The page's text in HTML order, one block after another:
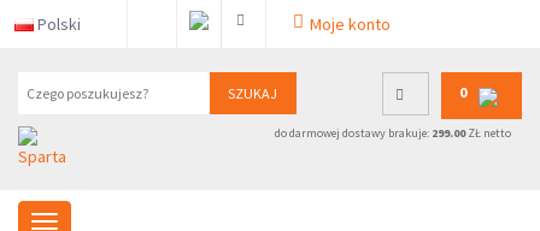
Polski Moje konto
SZUKAJ 0
do darmowej dostawy brakuje: 299.00ZŁ netto